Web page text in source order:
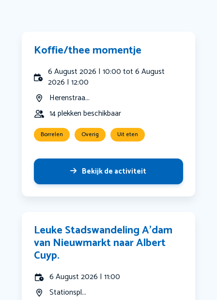
Koffie/thee momentje
6 August 2026 | 10:00 tot 6 August
2026 | 12:00
Herenstraa...
14 plekken beschikbaar
Borrelen Overig Uit eten
Bekijk de activiteit
Leuke Stadswandeling A’dam
van Nieuwmarkt naar Albert
Cuyp.
6 August 2026 | 11:00
Stationspl...